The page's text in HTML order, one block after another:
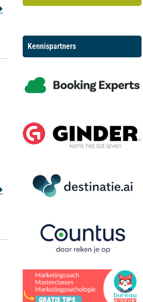
Kennispartners